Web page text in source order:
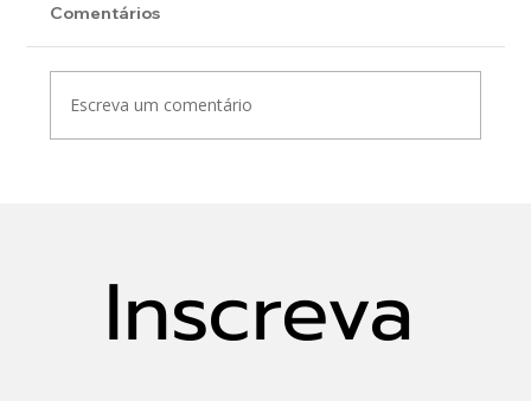
Comentários
Escreva um comentário
Inscreva